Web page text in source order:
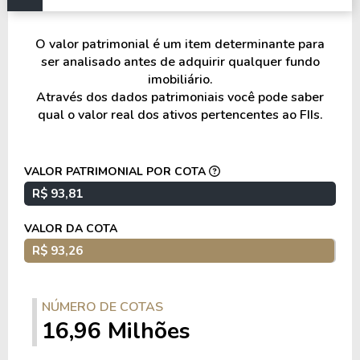
JALGP – SP.
SKR Maestro Cardim – SP.
Square Design – RJ.
Villa XP – SP.
Localfrio – SP / SC.
A carteira é composta majoritariamente por CRIs,
além de alocações em FIIs de crédito e caixa. A
O valor patrimonial é um item determinante para
ser analisado antes de adquirir qualquer fundo
imobiliário.
Através dos dados patrimoniais você pode saber
qual o valor real dos ativos pertencentes ao FIIs.
VALOR PATRIMONIAL POR COTA
R$ 93,81
VALOR DA COTA
R$ 93,26
NÚMERO DE COTAS
16,96 Milhões